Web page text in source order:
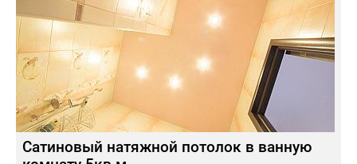
Сатиновый натяжной потолок в ванную